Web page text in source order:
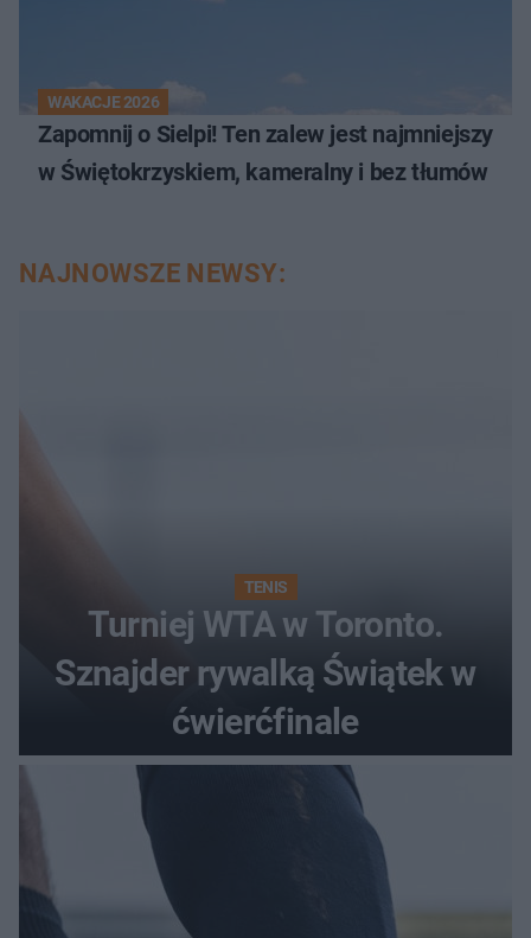
WAKACJE 2026
Zapomnij o Sielpi! Ten zalew jest najmniejszy
w Świętokrzyskiem, kameralny i bez tłumów
NAJNOWSZE NEWSY:
TENIS
Turniej WTA w Toronto.
Sznajder rywalką Świątek w
ćwierćfinale